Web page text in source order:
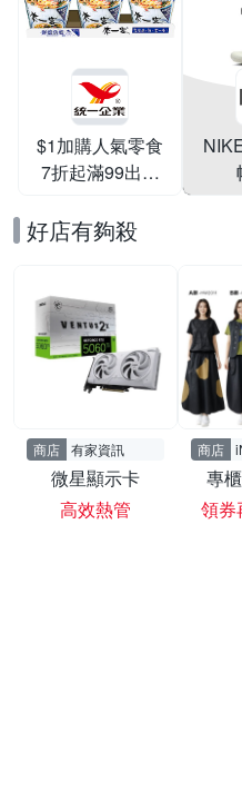
$1加購人氣零食
7折起滿99出貨
好店有夠殺
商店 有家資訊
微星顯示卡
高效熱管
商店
專
領券